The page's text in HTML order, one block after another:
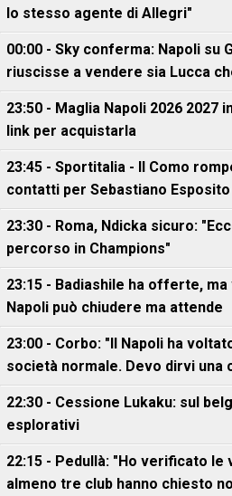
lo stesso agente di Allegri"
00:00 - Sky conferma: Napoli su
riuscisse a vendere sia Lucca
23:50 - Maglia Napoli 2026 2027
link per acquistarla
23:45 - Sportitalia - Il Como
contatti per Sebastiano Esposito
23:30 - Roma, Ndicka sicuro:
percorso in Champions"
23:15 - Badiashile ha offerte,
Napoli può chiudere ma attende
23:00 - Corbo: "Il Napoli ha
società normale. Devo dirvi una
22:30 - Cessione Lukaku: sul
esplorativi
22:15 - Pedullà: "Ho verificato le
almeno tre club hanno chiesto